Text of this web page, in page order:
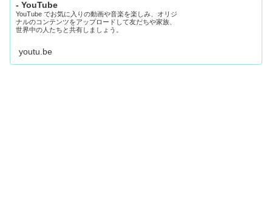
- YouTube
YouTube でお気に入りの動画や音楽を楽しみ、オリジ
ナルのコンテンツをアップロードして友だちや家族、
世界中の人たちと共有しましょう。
youtu.be